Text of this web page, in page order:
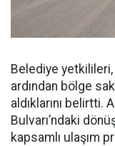
Belediye yetkilileri,
ardından bölge
aldıklarını belirtti.
Bulvarı’ndaki
kapsamlı ulaşım